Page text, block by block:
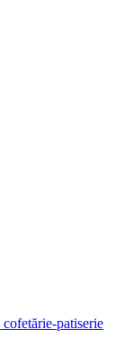
patiserie